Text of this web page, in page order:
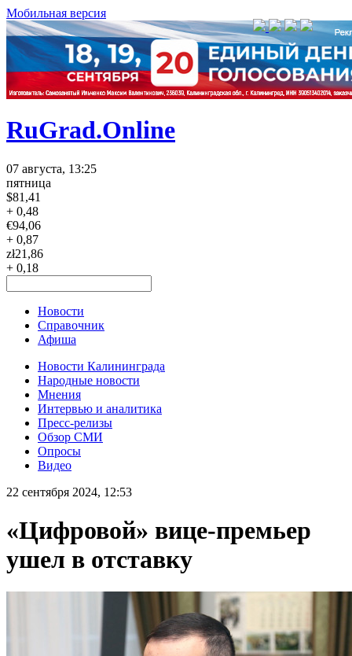
Мобильная версия
RuGrad.Online
07 августа, 13:25
пятница
$81,41
+ 0,48
€94,06
+ 0,87
zł21,86
+ 0,18
Новости
Справочник
Афиша
Новости Калининграда
Народные новости
Мнения
Интервью и аналитика
Пресс-релизы
Обзор СМИ
Опросы
Видео
22 сентября 2024, 12:53
«Цифровой» вице-премьер
ушел в отставку